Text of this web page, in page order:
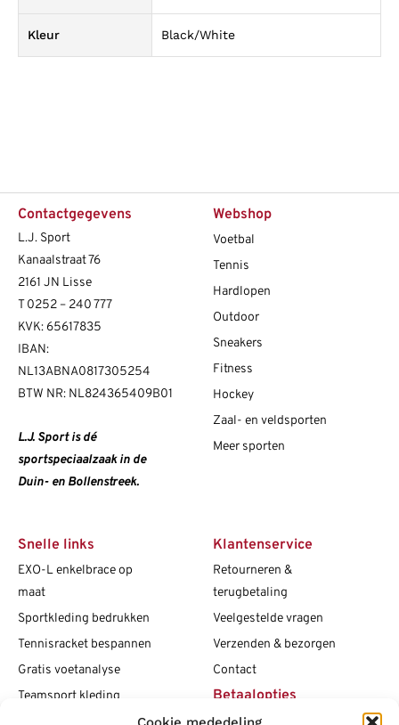
Kleur Black/White
Contactgegevens
L.J. Sport
Kanaalstraat 76
2161 JN Lisse
T 0252 – 240 777
KVK: 65617835
IBAN:
NL13ABNA0817305254
BTW NR: NL824365409B01
L.J. Sport is dé
sportspeciaalzaak in de
Duin- en Bollenstreek.
Webshop
Voetbal
Tennis
Hardlopen
Outdoor
Sneakers
Fitness
Hockey
Zaal- en veldsporten
Meer sporten
Snelle links
EXO-L enkelbrace op
maat
Sportkleding bedrukken
Tennisracket bespannen
Gratis voetanalyse
Teamsport kleding
Klantenservice
Retourneren &
terugbetaling
Veelgestelde vragen
Verzenden & bezorgen
Contact
Betaalopties